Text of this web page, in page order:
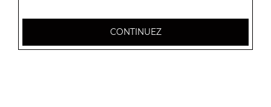
18.50€
CONTINUEZ